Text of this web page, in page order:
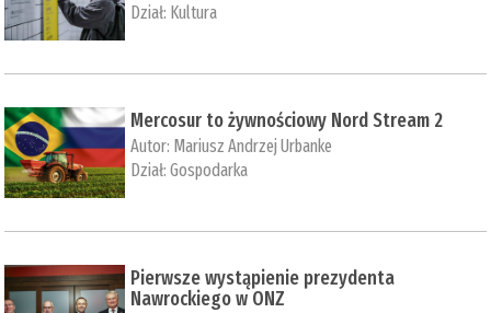
Dział: Kultura
Mercosur to żywnościowy Nord Stream 2
Autor: Mariusz Andrzej Urbanke
Dział:Gospodarka
Pierwsze wystąpienie prezydenta
Nawrockiego w ONZ